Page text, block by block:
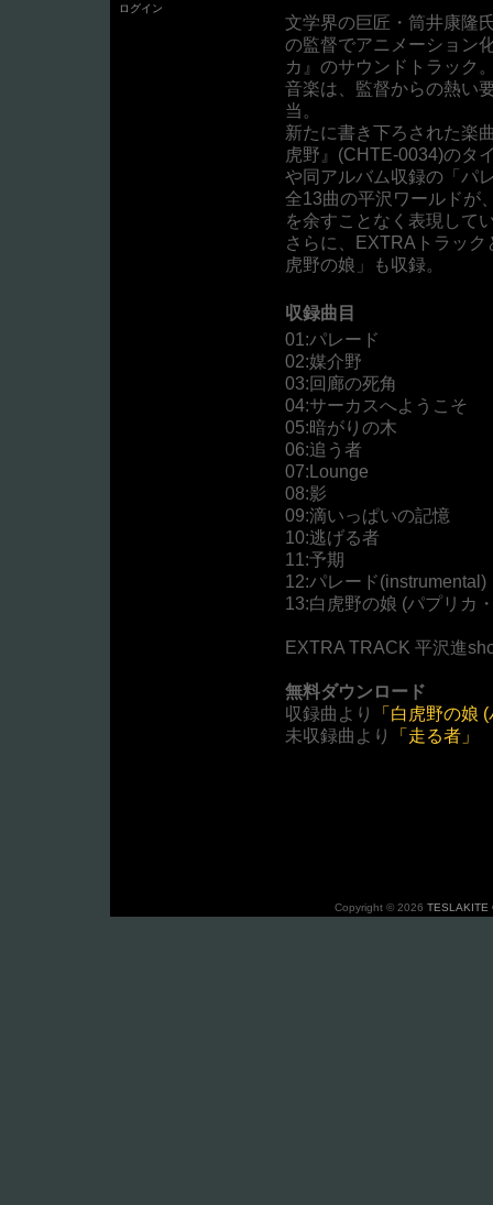
ログイン
文学界の巨匠・筒井康隆
の監督でアニメーション
カ』のサウンドトラック
音楽は、監督からの熱い
当。
新たに書き下ろされた楽
虎野』(CHTE-0034)のタ
や同アルバム収録の「パ
全13曲の平沢ワールドが
を余すことなく表現して
さらに、EXTRAトラッ
虎野の娘」も収録。
収録曲目
01:パレード
02:媒介野
03:回廊の死角
04:サーカスへようこそ
05:暗がりの木
06:追う者
07:Lounge
08:影
09:滴いっぱいの記憶
10:逃げる者
11:予期
12:パレード(instrumental)
13:白虎野の娘 (パプリカ
EXTRA TRACK 平沢進
無料ダウンロード
収録曲より
「白虎野の娘
未収録曲より
「走る者」
Copyright © 2026 TESLAKITE